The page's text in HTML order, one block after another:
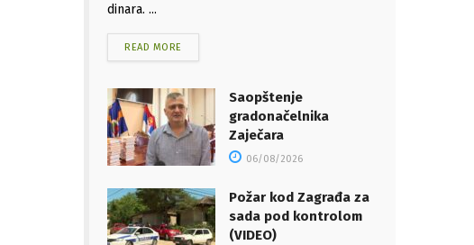
dinara. ...
READ MORE
Saopštenje
gradonačelnika
Zaječara
06/08/2026
Požar kod Zagrađa za
sada pod kontrolom
(VIDEO)